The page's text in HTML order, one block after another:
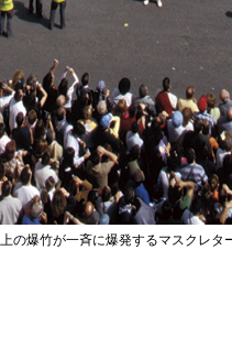
の爆竹が一斉に爆発するマスクレタ